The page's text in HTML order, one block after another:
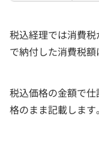
税込経理では消費
で納付した消費税額
税込価格の金額で
格のまま記載します。